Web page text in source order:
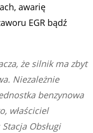
awarię
EGR bądź
że silnik ma zbyt
Niezależnie
benzynowa
właściciel
Obsługi